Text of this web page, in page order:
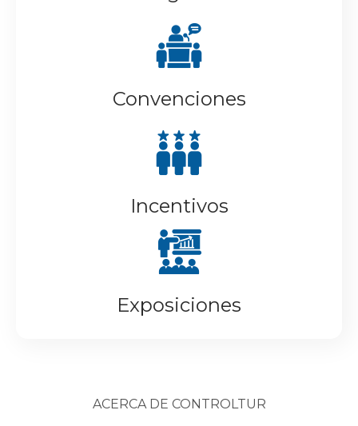
Convenciones
Incentivos
Exposiciones
ACERCA DE CONTROLTUR